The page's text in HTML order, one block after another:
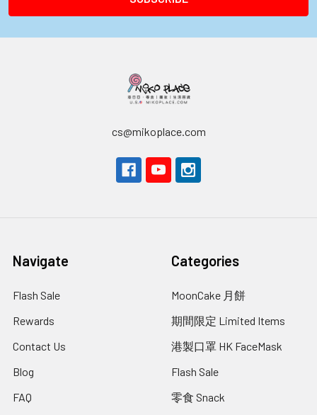
cs@mikoplace.com
Navigate
Flash Sale
Rewards
Contact Us
Blog
FAQ
Categories
MoonCake 月餅
期間限定 Limited Items
港製口罩 HK FaceMask
Flash Sale
零食 Snack